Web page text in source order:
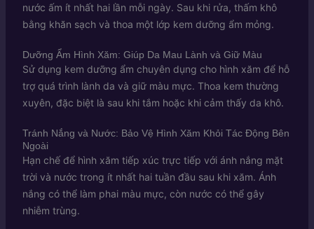
nước ấm ít nhất hai lần mỗi ngày. Sau khi rửa, thấm khô
bằng khăn sạch và thoa một lớp kem dưỡng ẩm mỏng.
Dưỡng Ẩm Hình Xăm: Giúp Da Mau Lành và Giữ Màu
Sử dụng kem dưỡng ẩm chuyên dụng cho hình xăm để hỗ
trợ quá trình lành da và giữ màu mực. Thoa kem thường
xuyên, đặc biệt là sau khi tắm hoặc khi cảm thấy da khô.
Tránh Nắng và Nước: Bảo Vệ Hình Xăm Khỏi Tác Động Bên
Ngoài
Hạn chế để hình xăm tiếp xúc trực tiếp với ánh nắng mặt
trời và nước trong ít nhất hai tuần đầu sau khi xăm. Ánh
nắng có thể làm phai màu mực, còn nước có thể gây
nhiễm trùng.